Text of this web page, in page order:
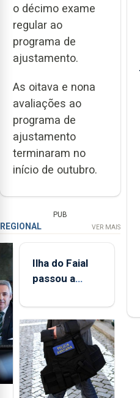
o décimo exame
regular ao
programa de
ajustamento.
As oitava e nona
avaliações ao
programa de
ajustamento
terminaram no
início de outubro.
PUB
REGIONAL VER MAIS
Ilha do Faial
passou a
de
monitorização
de infrassons
dos Açores